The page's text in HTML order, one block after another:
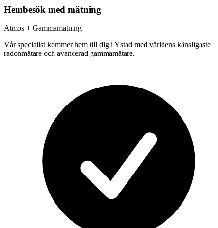
Hembesök med mätning
Atmos + Gammamätning
Vår specialist kommer hem till dig i Ystad med världens känsligaste
radonmätare och avancerad gammamätare.